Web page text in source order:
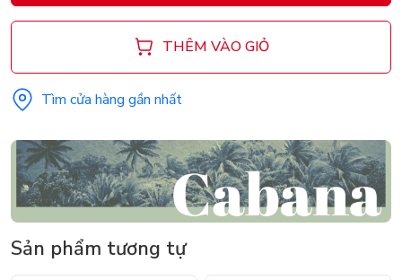
THÊM VÀO GIỎ
Tìm cửa hàng gần nhất
Sản phẩm tương tự